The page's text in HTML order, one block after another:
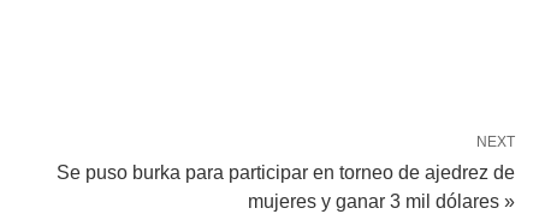
NEXT
Se puso burka para participar en torneo de ajedrez de
mujeres y ganar 3 mil dólares »